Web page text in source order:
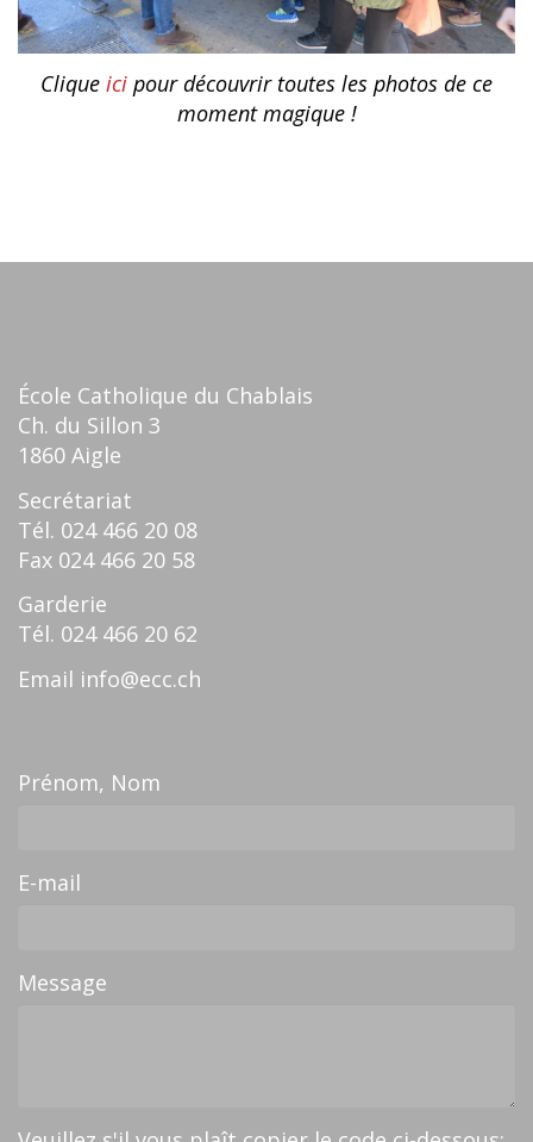
Clique ici pour découvrir toutes les photos de ce
moment magique !
École Catholique du Chablais
Ch. du Sillon 3
1860 Aigle
Secrétariat
Tél. 024 466 20 08
Fax 024 466 20 58
Garderie
Tél. 024 466 20 62
Email info@ecc.ch
Prénom, Nom
E-mail
Message